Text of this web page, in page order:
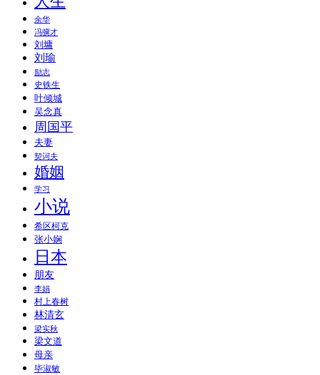
余华
冯骥才
刘墉
刘瑜
励志
史铁生
叶倾城
吴念真
周国平
夫妻
契诃夫
婚姻
学习
小说
希区柯克
张小娴
日本
朋友
李娟
村上春树
林清玄
梁实秋
梁文道
母亲
毕淑敏